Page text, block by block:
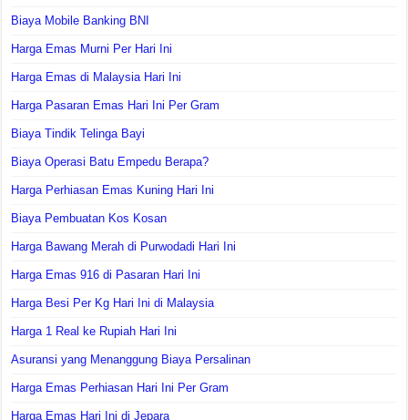
Biaya Mobile Banking BNI
Harga Emas Murni Per Hari Ini
Harga Emas di Malaysia Hari Ini
Harga Pasaran Emas Hari Ini Per Gram
Biaya Tindik Telinga Bayi
Biaya Operasi Batu Empedu Berapa?
Harga Perhiasan Emas Kuning Hari Ini
Biaya Pembuatan Kos Kosan
Harga Bawang Merah di Purwodadi Hari Ini
Harga Emas 916 di Pasaran Hari Ini
Harga Besi Per Kg Hari Ini di Malaysia
Harga 1 Real ke Rupiah Hari Ini
Asuransi yang Menanggung Biaya Persalinan
Harga Emas Perhiasan Hari Ini Per Gram
Harga Emas Hari Ini di Jepara